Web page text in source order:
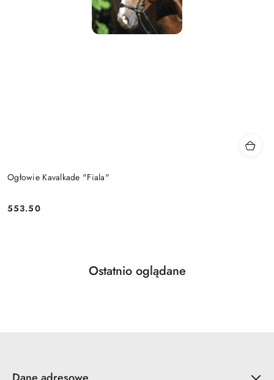
Ogłowie Kavalkade "Fiala"
Cena:
553.50
Pomiń karuzelę produktów
Produkty
Ostatnio oglądane